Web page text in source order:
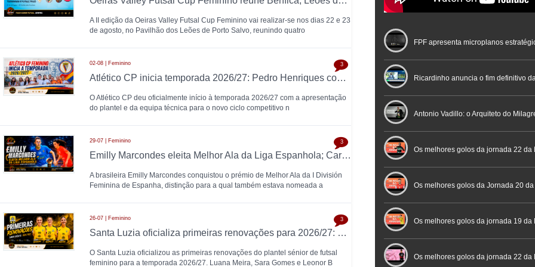
A II edição da Oeiras Valley Futsal Cup Feminino vai realizar-se nos dias 22 e 23
de agosto, no Pavilhão dos Leões de Porto Salvo, reunindo quatro
02-08 | Feminino
Atlético CP inicia temporada 2026/27: Pedro Henriques comanda plantel feminino
O Atlético CP deu oficialmente início à temporada 2026/27 com a apresentação
do plantel e da equipa técnica para o novo ciclo competitivo n
3
29-07 | Feminino
Emilly Marcondes eleita Melhor Ala da Liga Espanhola; Carolina Pedreira esteve entre as nomeadas
A brasileira Emilly Marcondes conquistou o prémio de Melhor Ala da I División
Feminina de Espanha, distinção para a qual também estava nomeada a
3
26-07 | Feminino
Santa Luzia oficializa primeiras renovações para 2026/27: Luana Meira, Sara Gomes e Leonor Brandão
O Santa Luzia oficializou as primeiras renovações do plantel sénior de futsal
feminino para a temporada 2026/27. Luana Meira, Sara Gomes e Leonor B
3
FPF apresenta microplanos
Nacional de Arbitragem
Ricardinho anuncia o fim definitivo
profissional em conferência histórica
Futebol
Antonio Vadillo: o Arquiteto do
Futsal | Documentário
Os melhores golos da jornada 22 da
Os melhores golos da Jornada 20
Futsal
Os melhores golos da jornada 19 da
Os melhores golos da jornada 22 da